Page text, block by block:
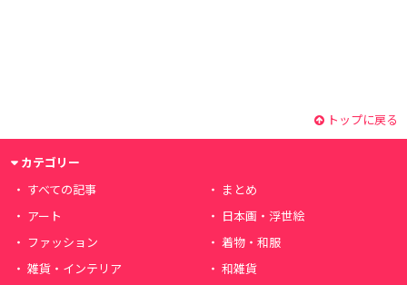
トップに戻る
カテゴリー
すべての記事
まとめ
アート
日本画・浮世絵
ファッション
着物・和服
雑貨・インテリア
和雑貨